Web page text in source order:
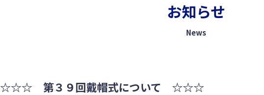
お知らせ
News
☆☆☆ 第３９回戴帽式について ☆☆☆